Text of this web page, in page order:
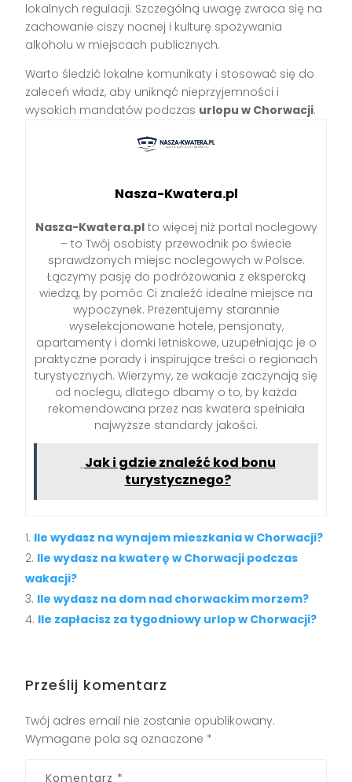
lokalnych regulacji. Szczególną uwagę zwraca się na
zachowanie ciszy nocnej i kulturę spożywania
alkoholu w miejscach publicznych.
Warto śledzić lokalne komunikaty i stosować się do
zaleceń władz, aby uniknąć nieprzyjemności i
wysokich mandatów podczas urlopu w Chorwacji.
Nasza-Kwatera.pl
Nasza-Kwatera.plto więcej niż portal noclegowy
– to Twój osobisty przewodnik po świecie
sprawdzonych miejsc noclegowych w Polsce.
Łączymy pasję do podróżowania z ekspercką
wiedzą, by pomóc Ci znaleźć idealne miejsce na
wypoczynek. Prezentujemy starannie
wyselekcjonowane hotele, pensjonaty,
apartamenty i domki letniskowe, uzupełniając je o
praktyczne porady i inspirujące treści o regionach
turystycznych. Wierzymy, że wakacje zaczynają się
od noclegu, dlatego dbamy o to, by każda
rekomendowana przez nas kwatera spełniała
najwyższe standardy jakości.
Jak i gdzie znaleźć kod bonu
turystycznego?
Ile wydasz na wynajem mieszkania w Chorwacji?
Ile wydasz na kwaterę w Chorwacji podczas
wakacji?
Ile wydasz na dom nad chorwackim morzem?
Ile zapłacisz za tygodniowy urlop w Chorwacji?
Prześlij komentarz
Twój adres email nie zostanie opublikowany.
Wymagane pola są oznaczone *